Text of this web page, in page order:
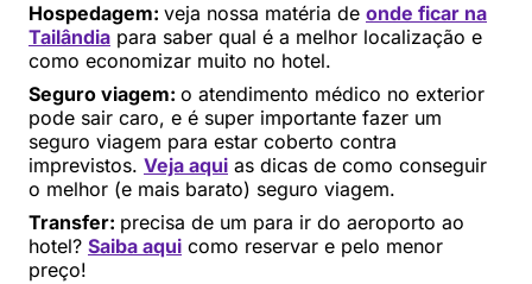
Hospedagem: veja nossa matéria de onde ficar na
Tailândia para saber qual é a melhor localização e
como economizar muito no hotel.
Seguro viagem: o atendimento médico no exterior
pode sair caro, e é super importante fazer um
seguro viagem para estar coberto contra
imprevistos. Veja aqui as dicas de como conseguir
o melhor (e mais barato) seguro viagem.
Transfer: precisa de um para ir do aeroporto ao
hotel? Saiba aqui como reservar e pelo menor
preço!